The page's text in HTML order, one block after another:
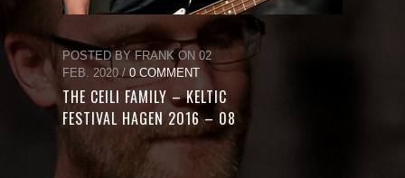
POSTED BY FRANK ON 02
FEB. 2020 / 0 COMMENT
THE CEILI FAMILY – KELTIC
FESTIVAL HAGEN 2016 – 08